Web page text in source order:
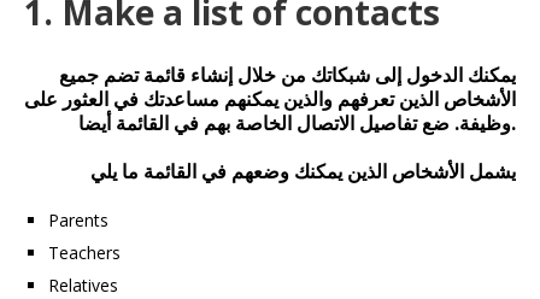
1. Make a list of contacts
يمكنك الدخول إلى شبكاتك من خلال إنشاء قائمة تضم جميع
الأشخاص الذين تعرفهم والذين يمكنهم مساعدتك في العثور على
وظيفة. ضع تفاصيل الاتصال الخاصة بهم في القائمة أيضا.
يشمل الأشخاص الذين يمكنك وضعهم في القائمة ما يلي
Parents
Teachers
Relatives